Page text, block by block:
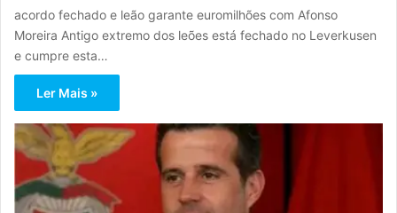
acordo fechado e leão garante euromilhões com Afonso
Moreira Antigo extremo dos leões está fechado no Leverkusen
e cumpre esta…
Ler Mais »